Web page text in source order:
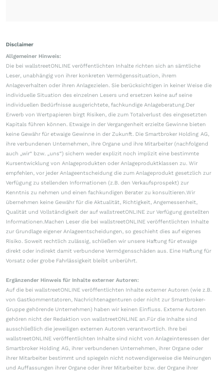
Disclaimer
Allgemeiner Hinweis:
Die bei wallstreetONLINE veröffentlichten Inhalte richten sich an sämtliche
Leser, unabhängig von ihrer konkreten Vermögenssituation, ihrem
Anlageverhalten oder ihren Anlagezielen. Sie berücksichtigen in keiner Weise die
individuelle Situation des einzelnen Lesers und ersetzen keine auf seine
individuellen Bedürfnisse ausgerichtete, fachkundige Anlageberatung.Der
Erwerb von Wertpapieren birgt Risiken, die zum Totalverlust des eingesetzten
Kapitals führen können. Etwaige in der Vergangenheit erzielte Gewinne bieten
keine Gewähr für etwaige Gewinne in der Zukunft. Die Smartbroker Holding AG,
ihre verbundenen Unternehmen, ihre Organe und ihre Mitarbeiter (nachfolgend
auch „wir“ bzw. „uns“) sichern weder explizit noch implizit eine bestimmte
Kursentwicklung von Anlageprodukten oder Anlageproduktklassen zu. Wir
empfehlen, vor jeder Anlageentscheidung die zum Anlageprodukt gesetzlich zur
Verfügung zu stellenden Informationen (z.B. den Verkaufsprospekt) zur
Kenntnis zu nehmen und einen fachkundigen Berater zu konsultieren.Wir
übernehmen keine Gewähr für die Aktualität, Richtigkeit, Angemessenheit,
Qualität und Vollständigkeit der auf wallstreetONLINE zur Verfügung gestellten
Informationen.Machen Leser die bei wallstreetONLINE veröffentlichten Inhalte
zur Grundlage eigener Anlageentscheidungen, so geschieht dies auf eigenes
Risiko. Soweit rechtlich zulässig, schließen wir unsere Haftung für etwaige
direkt oder indirekt damit verbundene Vermögensschäden aus. Eine Haftung für
Vorsatz oder grobe Fahrlässigkeit bleibt unberührt.
Ergänzender Hinweis für Inhalte externer Autoren:
Auf die bei wallstreetONLINE veröffentlichten Inhalte externer Autoren (wie z.B.
von Gastkommentatoren, Nachrichtenagenturen oder nicht zur Smartbroker-
Gruppe gehörende Unternehmen) haben wir keinen Einfluss. Externe Autoren
gehören nicht der Redaktion von wallstreetONLINE an.Für die Inhalte sind
ausschließlich die jeweiligen externen Autoren verantwortlich. Ihre bei
wallstreetONLINE veröffentlichten Inhalte sind nicht von Anlageinteressen der
Smartbroker Holding AG, ihrer verbundenen Unternehmen, ihrer Organe oder
ihrer Mitarbeiter bestimmt und spiegeln nicht notwendigerweise die Meinungen
und Auffassungen ihrer Organe oder ihrer Mitarbeiter bzw. der Organe ihrer